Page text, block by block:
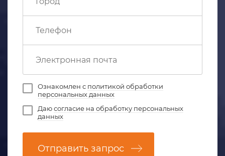
Ознакомлен с политикой обработки
персональных данных
Даюсогласие на обработку персональных
данных
Отправить запрос